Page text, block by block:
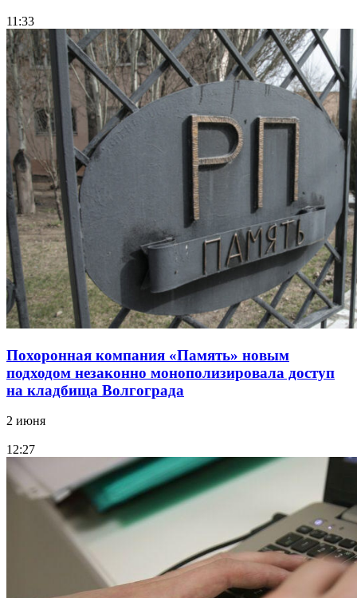
11:33
Похоронная компания «Память» новым
подходом незаконно монополизировала доступ
на кладбища Волгограда
2 июня
12:27